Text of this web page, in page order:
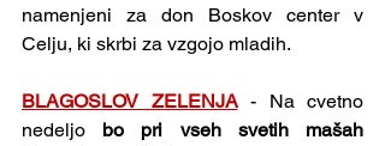
namenjeni za don Boskov center v
Celju, ki skrbi za vzgojo mladih.
BLAGOSLOV ZELENJA - Na cvetno
nedeljo bo pri vseh svetih mašah